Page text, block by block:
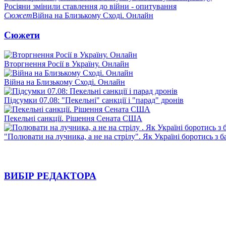
Росіяни змінили ставлення до війни - опитування
СюжетВійна на Близькому Сході. Онлайн
Сюжети
Вторгнення Росії в Україну. Онлайн
Війна на Близькому Сході. Онлайн
Підсумки 07.08: "Пекельні" санкції і "парад" дронів
Пекельні санкції. Рішення Сената США
"Полювати на лучника, а не на стрілу". Як Україні боротись з
ВИБІР РЕДАКТОРА